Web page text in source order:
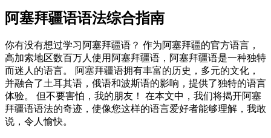
阿塞拜疆语语法综合指南
你有没有想过学习阿塞拜疆语？ 作为阿塞拜疆的官方语言，
高加索地区数百万人使用阿塞拜疆语，阿塞拜疆语是一种独特
而迷人的语言。 阿塞拜疆语拥有丰富的历史，多元的文化，
并融合了土耳其语，俄语和波斯语的影响，提供了独特的语言
体验。 但不要害怕，我的朋友！ 在本文中，我们将揭开阿塞
拜疆语语法的奇迹，使像您这样的语言爱好者能够理解，我敢
说，令人愉快。